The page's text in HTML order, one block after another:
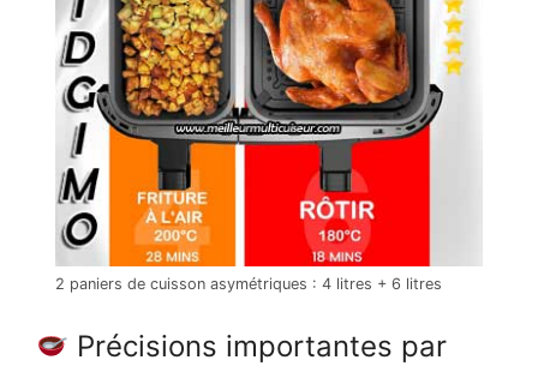
2 paniers de cuisson asymétriques : 4 litres + 6 litres
Précisions importantes par